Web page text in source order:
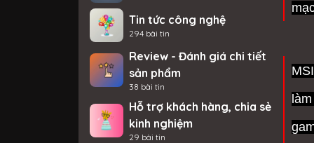
Tin tức công nghệ
294 bài tin
Review - Đánh giá chi tiết
sản phẩm
38 bài tin
Hỗ trợ khách hàng, chia sẻ
kinh nghiệm
29 bài tin